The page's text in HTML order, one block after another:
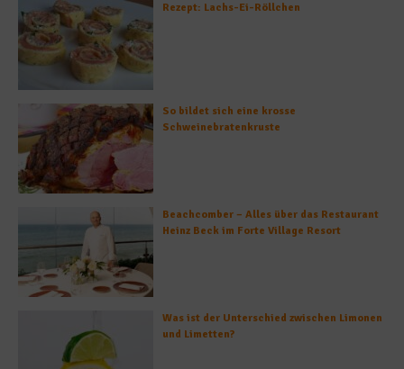
Rezept: Lachs-Ei-Röllchen
So bildet sich eine krosse
Schweinebratenkruste
Beachcomber – Alles über das Restaurant
Heinz Beck im Forte Village Resort
Was ist der Unterschied zwischen Limonen
und Limetten?